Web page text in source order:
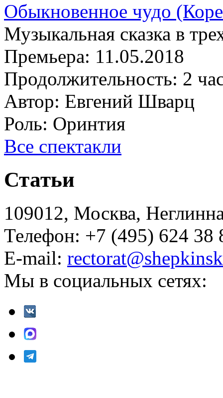
Обыкновенное чудо
Музыкальная сказка в
Премьера: 11.05.2018
Продолжительность: 2
Автор: Евгений Шварц
Роль: Оринтия
Все спектакли
Статьи
109012, Москва,
Телефон: +7 (495) 624 38
E-mail:
Мы в социальных сетях: